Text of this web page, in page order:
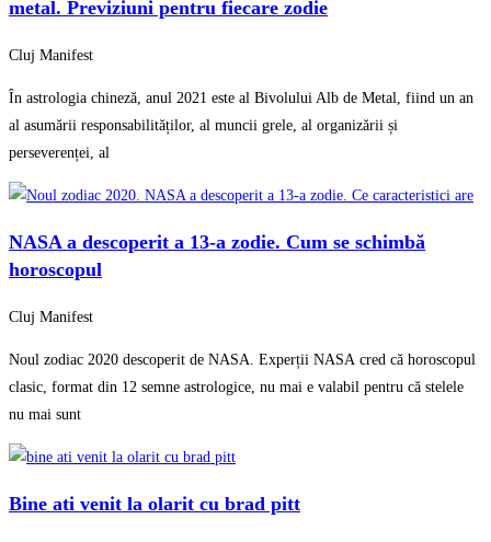
metal. Previziuni pentru fiecare zodie
Cluj Manifest
În astrologia chineză, anul 2021 este al Bivolului Alb de Metal, fiind un an
al asumării responsabilităților, al muncii grele, al organizării și
perseverenței, al
NASA a descoperit a 13-a zodie. Cum se schimbă
horoscopul
Cluj Manifest
Noul zodiac 2020 descoperit de NASA. Experții NASA cred că horoscopul
clasic, format din 12 semne astrologice, nu mai e valabil pentru că stelele
nu mai sunt
Bine ati venit la olarit cu brad pitt